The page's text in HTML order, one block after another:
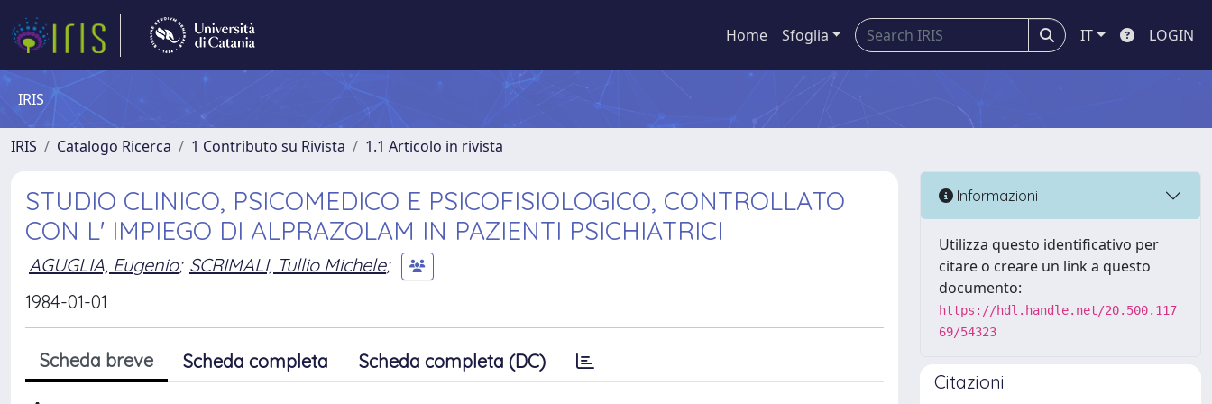
Home Sfoglia IT LOGIN
IRIS
IRIS Catalogo Ricerca 1 Contributo su Rivista 1.1 Articolo in rivista
STUDIO CLINICO, PSICOMEDICO E PSICOFISIOLOGICO, CONTROLLATO
CON L' IMPIEGO DI ALPRAZOLAM IN PAZIENTI PSICHIATRICI
AGUGLIA, Eugenio; SCRIMALI, Tullio Michele;
1984-01-01
Scheda breve Scheda completa Scheda completa (DC)
Informazioni
Utilizza questo identificativo per
citare o creare un link a questo
documento:
https://hdl.handle.net/20.500.117
69/54323
Citazioni